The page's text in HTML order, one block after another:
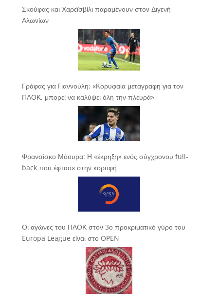
Σκούφας και Χαρεϊσβίλι παραμένουν στον Διγενή
Αλωνίων
Γράφας για Γιαννούλη: «Κορυφαία μεταγραφη για τον
ΠΑΟΚ, μπορεί να καλύψει όλη την πλευρά»
Φρανσίσκο Μόουρα: Η «έκρηξη» ενός σύγχρονου full-
back που έφτασε στην κορυφή
Οι αγώνες του ΠΑΟΚ στον 3ο προκριματικό γύρο του
Europa League είναι στο OPEN